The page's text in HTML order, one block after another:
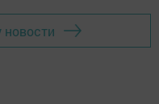
новости